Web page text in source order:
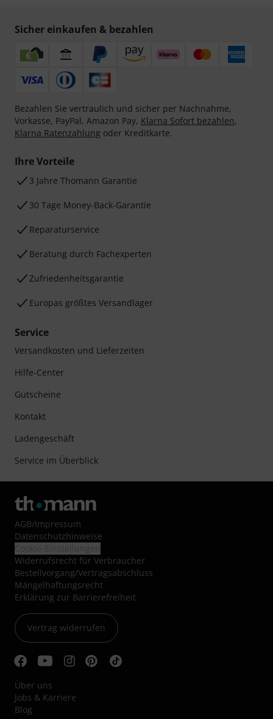
Sicher einkaufen & bezahlen
Bezahlen Sie vertraulich und sicher per Nachnahme,
Vorkasse, PayPal, Amazon Pay, Klarna Sofort bezahlen,
Klarna Ratenzahlung oder Kreditkarte.
Ihre Vorteile
3 Jahre Thomann Garantie
30 Tage Money-Back-Garantie
Reparaturservice
Beratung durch Fachexperten
Zufriedenheitsgarantie
Europas größtes Versandlager
Service
Versandkosten und Lieferzeiten
Hilfe-Center
Gutscheine
Kontakt
Ladengeschäft
Service im Überblick
AGB/Impressum
Datenschutzhinweise
Widerrufsrecht für Verbraucher
Bestellvorgang/Vertragsabschluss
Mängelhaftungsrecht
Erklärung zur Barrierefreiheit
Vertrag widerrufen
Über uns
Jobs & Karriere
Blog